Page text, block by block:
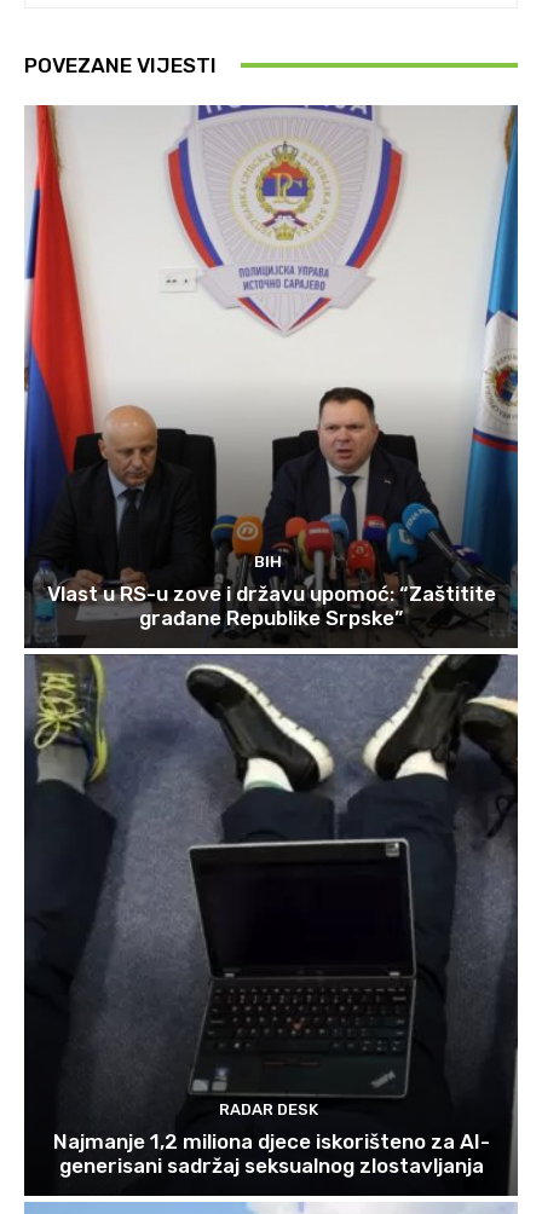
POVEZANE VIJESTI
BIH
Vlast u RS-u zove i državu upomoć: “Zaštitite
građane Republike Srpske”
RADAR DESK
Najmanje 1,2 miliona djece iskorišteno za AI-
generisani sadržaj seksualnog zlostavljanja